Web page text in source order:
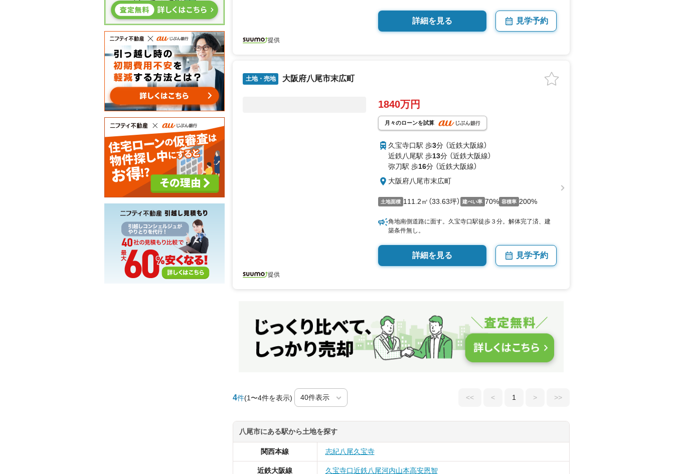
詳細を見る 見学予約
提供
土地・売地 大阪府八尾市末広町
1840万円
月々のローンを試算
久宝寺口駅 歩3分 （近鉄大阪線）
近鉄八尾駅 歩13分 （近鉄大阪線）
弥刀駅 歩16分 （近鉄大阪線）
大阪府八尾市末広町
土地面積 111.2㎡（33.63坪） 建ぺい率 70% 容積率 200%
角地南側道路に面す。久宝寺口駅徒歩３分。解体完了済、建
築条件無し。
詳細を見る 見学予約
提供
4件(1〜4件を表示) << < 1 > >>
八尾市にある駅から土地を探す
関西本線 志紀八尾久宝寺
近鉄大阪線 久宝寺口近鉄八尾河内山本高安恩智